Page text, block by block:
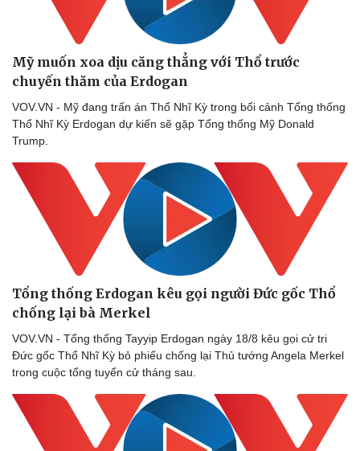
Doanh nghiệp
Thông tin doanh nghiệp
Doanh nghiệp 24h
Doanh nhân
Vì cộng đồng
Công nghệ
Sành điệu
Tin Công nghệ
Trải nghiệm
Chuyển đổi số
Mỹ muốn xoa dịu căng thẳng với Thổ trước
chuyến thăm của Erdogan
VOV.VN - Mỹ đang trấn án Thổ Nhĩ Kỳ trong bối cảnh Tổng thống
Thổ Nhĩ Kỳ Erdogan dự kiến sẽ gặp Tổng thống Mỹ Donald
Trump.
Tổng thống Erdogan kêu gọi người Đức gốc Thổ
chống lại bà Merkel
VOV.VN - Tổng thống Tayyip Erdogan ngày 18/8 kêu gọi cử tri
Đức gốc Thổ Nhĩ Kỳ bỏ phiếu chống lại Thủ tướng Angela Merkel
trong cuộc tổng tuyển cử tháng sau.